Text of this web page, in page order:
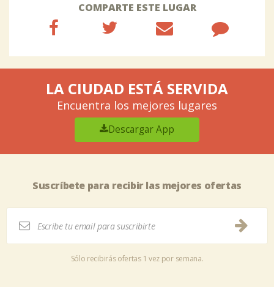
COMPARTE ESTE LUGAR
LA CIUDAD ESTÁ SERVIDA
Encuentra los mejores lugares
Descargar App
Suscríbete para recibir las mejores ofertas
Sólo recibirás ofertas 1 vez por semana.